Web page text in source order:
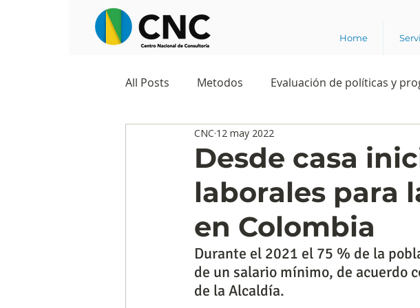
Home
All Posts Metodos Evaluación de políticas y
Observatorios sociales
Predicciones y tendencias Rating Política
Marketing Cultura y ambiente laboral
Desde casa
laborales para
en Colombia
CNC 12 may 2022
Durante el 2021 el 75 % de la
de un salario mínimo, de acuerdo
de la Alcaldía.